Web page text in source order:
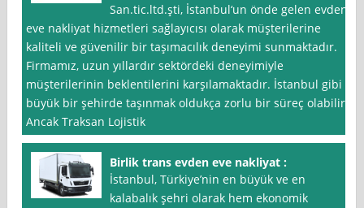
San.tic.ltd.şti, İstanbul‘un önde gelen evden
eve nakliyat hizmetleri sağlayıcısı olarak müşterilerine
kaliteli ve güvenilir bir taşımacılık deneyimi sunmaktadır.
Firmamız, uzun yıllardır sektördeki deneyimiyle
müşterilerinin beklentilerini karşılamaktadır. İstanbul gibi
büyük bir şehirde taşınmak oldukça zorlu bir süreç olabilir.
Ancak Traksan Lojistik
Birlik trans evden eve nakliyat :
İstanbul, Türkiye’nin en büyük ve en
kalabalık şehri olarak hem ekonomik